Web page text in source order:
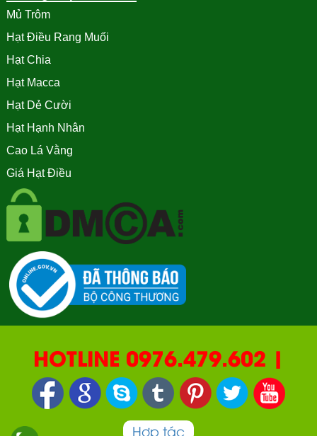
Mủ Trôm
Hạt Điều Rang Muối
Hạt Chia
Hạt Macca
Hạt Dẻ Cười
Hạt Hạnh Nhân
Cao Lá Vằng
Giá Hạt Điều
HOTLINE 0976.479.602 |
090.669.2550 | 0987.877.193
Hợp tác